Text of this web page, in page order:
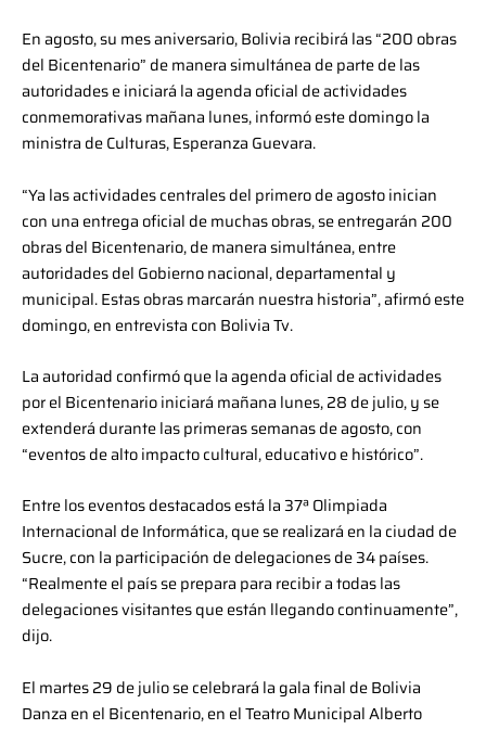
En agosto, su mes aniversario, Bolivia recibirá las “200 obras
del Bicentenario” de manera simultánea de parte de las
autoridades e iniciará la agenda oficial de actividades
conmemorativas mañana lunes, informó este domingo la
ministra de Culturas, Esperanza Guevara.
“Ya las actividades centrales del primero de agosto inician
con una entrega oficial de muchas obras, se entregarán 200
obras del Bicentenario, de manera simultánea, entre
autoridades del Gobierno nacional, departamental y
municipal. Estas obras marcarán nuestra historia”, afirmó este
domingo, en entrevista con Bolivia Tv.
La autoridad confirmó que la agenda oficial de actividades
por el Bicentenario iniciará mañana lunes, 28 de julio, y se
extenderá durante las primeras semanas de agosto, con
“eventos de alto impacto cultural, educativo e histórico”.
Entre los eventos destacados está la 37ª Olimpiada
Internacional de Informática, que se realizará en la ciudad de
Sucre, con la participación de delegaciones de 34 países.
“Realmente el país se prepara para recibir a todas las
delegaciones visitantes que están llegando continuamente”,
dijo.
El martes 29 de julio se celebrará la gala final de Bolivia
Danza en el Bicentenario, en el Teatro Municipal Alberto